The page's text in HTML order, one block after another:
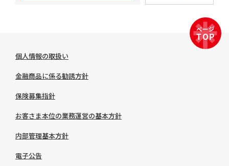
個人情報の取扱い
金融商品に係る勧誘方針
保険募集指針
お客さま本位の業務運営の基本方針
内部管理基本方針
電子公告